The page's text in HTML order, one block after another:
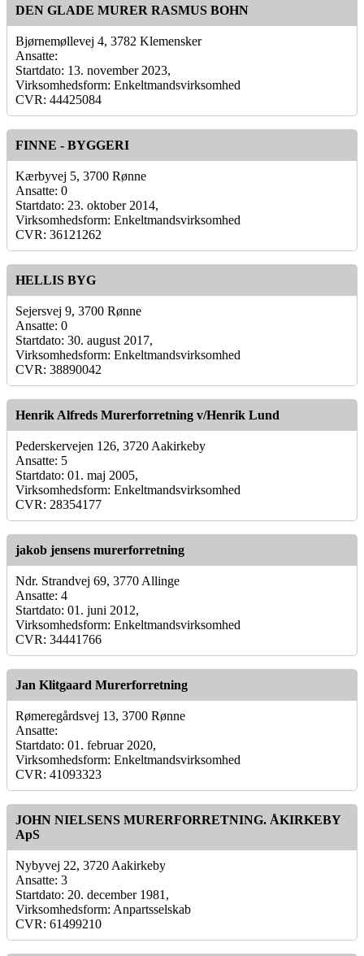
DEN GLADE MURER RASMUS BOHN
Bjørnemøllevej 4, 3782 Klemensker
Ansatte:
Startdato: 13. november 2023,
Virksomhedsform: Enkeltmandsvirksomhed
CVR: 44425084
FINNE - BYGGERI
Kærbyvej 5, 3700 Rønne
Ansatte: 0
Startdato: 23. oktober 2014,
Virksomhedsform: Enkeltmandsvirksomhed
CVR: 36121262
HELLIS BYG
Sejersvej 9, 3700 Rønne
Ansatte: 0
Startdato: 30. august 2017,
Virksomhedsform: Enkeltmandsvirksomhed
CVR: 38890042
Henrik Alfreds Murerforretning v/Henrik Lund
Pederskervejen 126, 3720 Aakirkeby
Ansatte: 5
Startdato: 01. maj 2005,
Virksomhedsform: Enkeltmandsvirksomhed
CVR: 28354177
jakob jensens murerforretning
Ndr. Strandvej 69, 3770 Allinge
Ansatte: 4
Startdato: 01. juni 2012,
Virksomhedsform: Enkeltmandsvirksomhed
CVR: 34441766
Jan Klitgaard Murerforretning
Rømeregårdsvej 13, 3700 Rønne
Ansatte:
Startdato: 01. februar 2020,
Virksomhedsform: Enkeltmandsvirksomhed
CVR: 41093323
JOHN NIELSENS MURERFORRETNING. ÅKIRKEBY
ApS
Nybyvej 22, 3720 Aakirkeby
Ansatte: 3
Startdato: 20. december 1981,
Virksomhedsform: Anpartsselskab
CVR: 61499210